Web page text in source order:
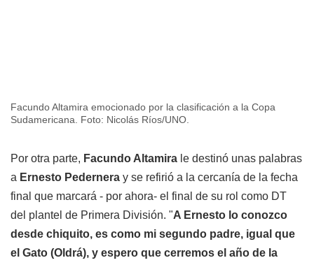
Facundo Altamira emocionado por la clasificación a la Copa
Sudamericana. Foto: Nicolás Ríos/UNO.
Por otra parte, Facundo Altamira le destinó unas palabras
a Ernesto Pedernera y se refirió a la cercanía de la fecha
final que marcará - por ahora- el final de su rol como DT
del plantel de Primera División. "A Ernesto lo conozco
desde chiquito, es como mi segundo padre, igual que
el Gato (Oldrá), y espero que cerremos el año de la